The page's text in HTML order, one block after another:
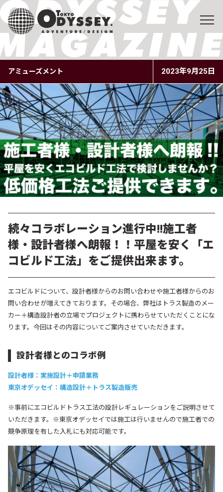
アミューズメント 2023年9月25日
続々コラボレーション進行中!!施工者
様・設計者様へ朗報！！平屋を安く「エ
コビルド工法」をご提供出来ます。
エコビルドについて、設計者様からのお問い合わせや施工者様からのお
問い合わせが増えてきております。 その場合、弊社はトラス製造のメー
カー＋構造設計者の立場でプロジェクトに携わらせていただくことにな
ります。 今回はその内容についてご案内させていただきます。
設計者様とのコラボ例
設計者様：実施設計＋申請業務
東京オデッセイ：構造設計＋トラス製造販売
※事前にエコビルドトラス工法の設計レギュレーションをご説明させて
いただきます。
※東京オデッセイでは施工は行いませんので施工者での
競争原理を有した入札にも対応可能です。